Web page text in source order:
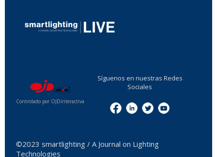
Controlado por OJDinteractiva
Síguenos en nuestras Redes
Sociales
©2023 smartlighting / A Journal on Lighting
Technologies